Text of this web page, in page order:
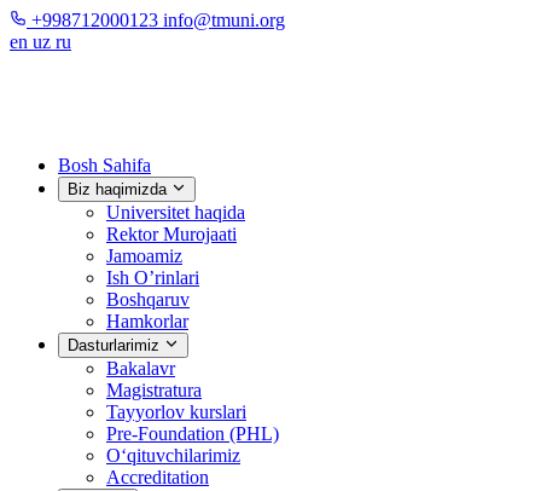
+998712000123 info@tmuni.org
en uz ru
Bosh Sahifa
Biz haqimizda
Universitet haqida
Rektor Murojaati
Jamoamiz
Ish O’rinlari
Boshqaruv
Hamkorlar
Dasturlarimiz
Bakalavr
Magistratura
Tayyorlov kurslari
Pre-Foundation (PHL)
O‘qituvchilarimiz
Accreditation